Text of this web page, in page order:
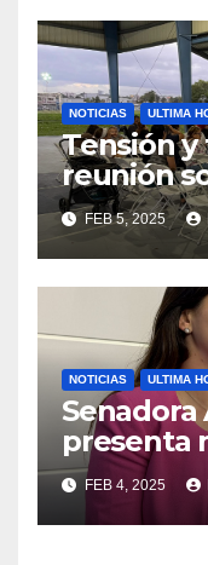
NOTICIAS ULTIMA
Tensión
reunión
Reparto
FEB 5, 2025
NOTICIAS ULTIMA
Senadora
presenta
violencia
FEB 4, 2025